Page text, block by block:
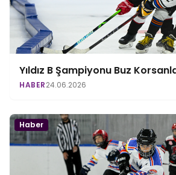
Yıldız B Şampiyonu Buz
HABER24.06.2026
Haber